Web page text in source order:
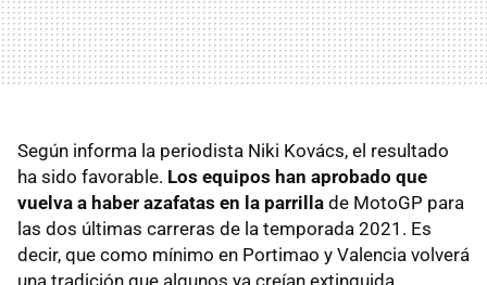
Según informa la periodista Niki Kovács, el resultado
ha sido favorable. Los equipos han aprobado que
vuelva a haber azafatas en la parrilla de MotoGP para
las dos últimas carreras de la temporada 2021. Es
decir, que como mínimo en Portimao y Valencia volverá
una tradición que algunos ya creían extinguida.